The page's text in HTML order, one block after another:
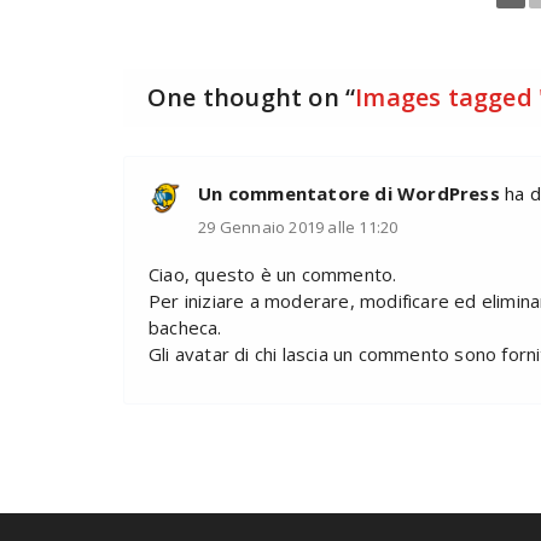
One thought on “Images
Un commentatore di WordPress ha
29 Gennaio 2019 alle 11:20
Ciao, questo è un commento.
Per iniziare a moderare, modificare ed
bacheca.
Gli avatar di chi lascia un commento sono